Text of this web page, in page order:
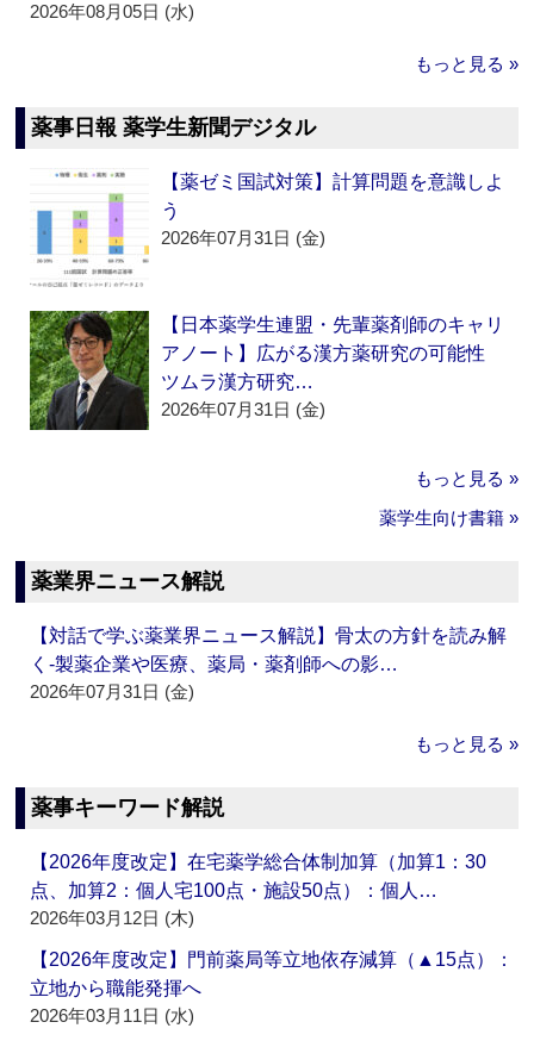
2026年08月05日 (水)
もっと見る »
薬事日報 薬学生新聞デジタル
【薬ゼミ国試対策】計算問題を意識しよ
う
2026年07月31日 (金)
【日本薬学生連盟・先輩薬剤師のキャリ
アノート】広がる漢方薬研究の可能性
ツムラ漢方研究…
2026年07月31日 (金)
もっと見る »
薬学生向け書籍 »
薬業界ニュース解説
【対話で学ぶ薬業界ニュース解説】骨太の方針を読み解
く‐製薬企業や医療、薬局・薬剤師への影…
2026年07月31日 (金)
もっと見る »
薬事キーワード解説
【2026年度改定】在宅薬学総合体制加算（加算1：30
点、加算2：個人宅100点・施設50点）：個人…
2026年03月12日 (木)
【2026年度改定】門前薬局等立地依存減算（▲15点）：
立地から職能発揮へ
2026年03月11日 (水)